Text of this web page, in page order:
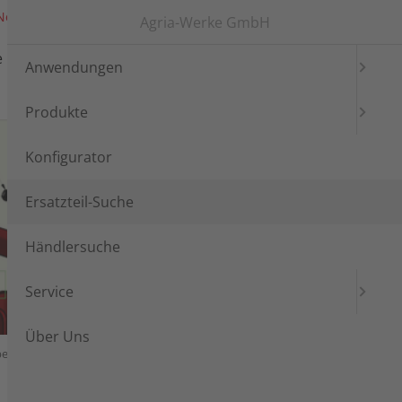
Login Languages
Händlersuche
Agria-Werke GmbH
Anwendungen
Produkte
Konfigurator
Ersatzteil-Suche
Händlersuche
Service
Über Uns